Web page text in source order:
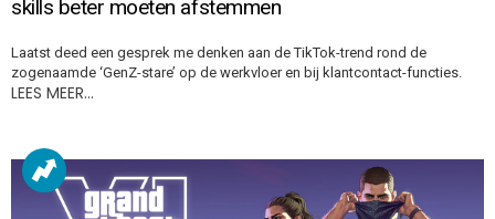
skills beter moeten afstemmen
Laatst deed een gesprek me denken aan de TikTok-trend rond de
zogenaamde ‘GenZ-stare’ op de werkvloer en bij klantcontact-functies.
LEES MEER…